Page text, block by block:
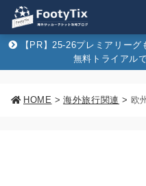
【PR】25-26プレミアリー
無料トライアル
HOME > 海外旅行関連 >